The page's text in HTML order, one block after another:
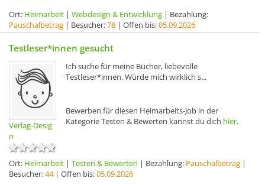
Ort: Heimarbeit | Webdesign & Entwicklung | Bezahlung:
Pauschalbetrag | Besucher:78 | Offen bis:05.09.2026
Testleser*innen gesucht
Verlag-Desig
n
Ich suche für meine Bücher, liebevolle
Testleser*innen. Würde mich wirklich s...
Bewerben für diesen Heimarbeits-Job in der
Kategorie Testen & Bewerten kannst du dich hier.
Ort: Heimarbeit | Testen & Bewerten | Bezahlung: Pauschalbetrag |
Besucher:44| Offen bis:05.09.2026